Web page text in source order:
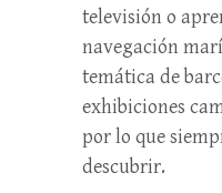
televisión o
navegación
temática de
exhibiciones
por lo que
descubrir.